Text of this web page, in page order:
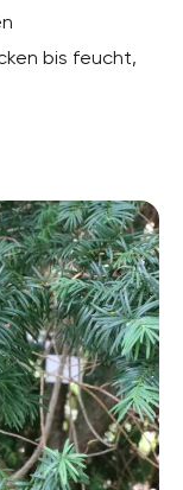
bis feucht,